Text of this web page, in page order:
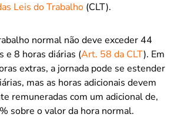
Leis do Trabalho (CLT).
normal não deve exceder 44
e 8 horas diárias (Art. 58 da CLT). Em
extras, a jornada pode se estender
mas as horas adicionais devem
remuneradas com um adicional de,
sobre o valor da hora normal.